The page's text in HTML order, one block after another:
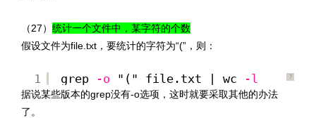
（27） 统计一个文件中，某字符的个数
假设文件为file.txt，要统计的字符为“(”，则：
?
1 grep -o "(" file.txt | wc -l
据说某些版本的grep没有-o选项，这时就要采取其他的办法
了。